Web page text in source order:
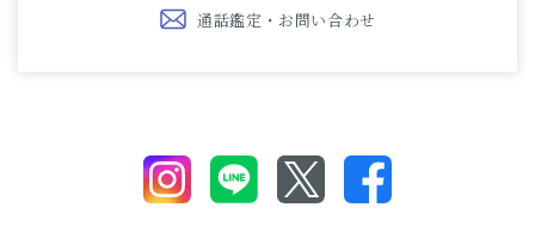
通話鑑定・お問い合わせ